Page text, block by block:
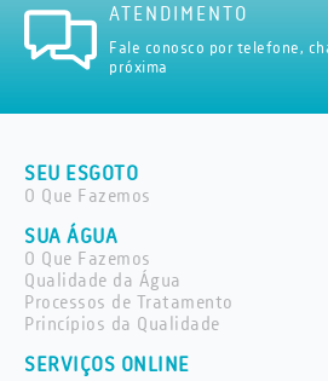
ATENDIMENTO
Fale conosco por telefone,
próxima
SEU ESGOTO
O Que Fazemos
SUA ÁGUA
O Que Fazemos
Qualidade da Água
Processos de Tratamento
Princípios da Qualidade
SERVIÇOS ONLINE